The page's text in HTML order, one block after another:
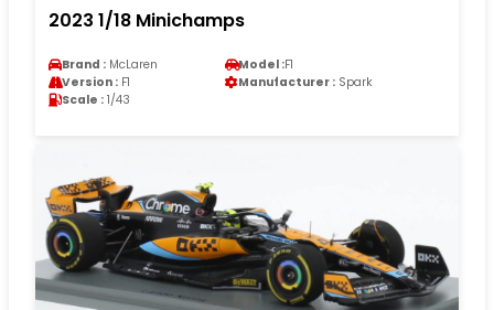
2023 1/18 Minichamps
Brand : McLaren Model :F1
Version : F1 Manufacturer : Spark
Scale : 1/43